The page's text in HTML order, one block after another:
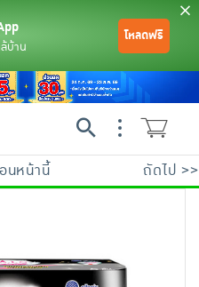
บ้าน
โหลดฟรี
นหน้านี้ ถัดไป >>